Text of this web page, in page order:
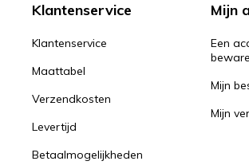
Klantenservice
Klantenservice
Maattabel
Verzendkosten
Levertijd
Betaalmogelijkheden
Mijn
Een
Mijn
Mijn